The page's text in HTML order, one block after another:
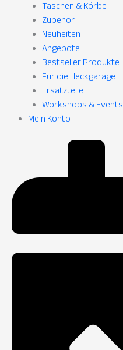
Taschen & Körbe
Zubehör
Neuheiten
Angebote
Bestseller Produkte
Für die Heckgarage
Ersatzteile
Workshops & Events
Mein Konto